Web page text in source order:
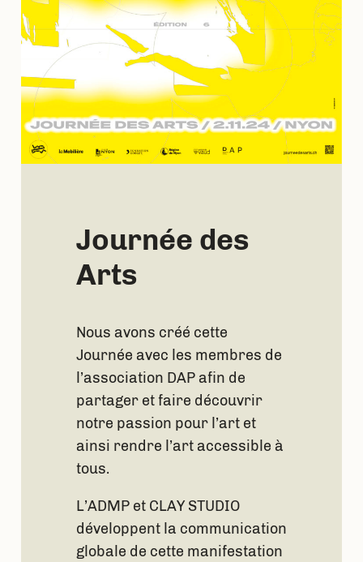
Journée des
Arts
Nous avons créé cette
Journée avec les membres de
l’association DAP afin de
partager et faire découvrir
notre passion pour l’art et
ainsi rendre l’art accessible à
tous.
L’ADMP et CLAY STUDIO
développent la communication
globale de cette manifestation